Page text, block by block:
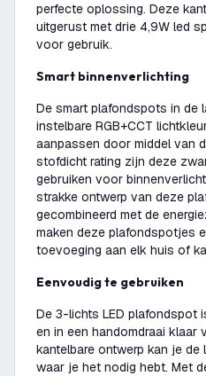
perfecte oplossing. Deze
uitgerust met drie 4,9W led
voor gebruik.
Smart binnenverlichting
De smart plafondspots in de
instelbare RGB+CCT
aanpassen door middel van
stofdicht rating zijn deze
gebruiken voor
strakke ontwerp van deze
gecombineerd met de
maken deze plafondspotjes
toevoeging aan elk huis of
Eenvoudig te gebruiken
De 3-lichts LED plafondspot
en in een handomdraai klaar
kantelbare ontwerp kan je
waar je het nodig hebt. Met